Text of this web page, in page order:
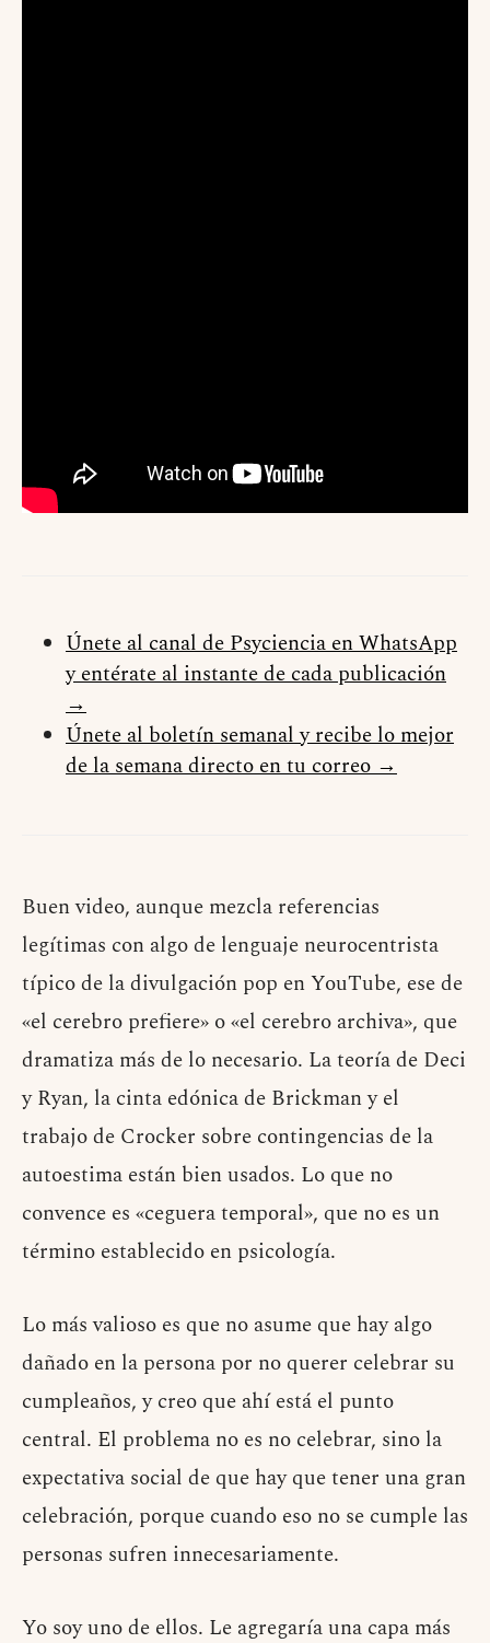
Únete al canal de Psyciencia en WhatsApp
y entérate al instante de cada publicación
→
Únete al boletín semanal y recibe lo mejor
de la semana directo en tu correo →
Buen video, aunque mezcla referencias
legítimas con algo de lenguaje neurocentrista
típico de la divulgación pop en YouTube, ese de
«el cerebro prefiere» o «el cerebro archiva», que
dramatiza más de lo necesario. La teoría de Deci
y Ryan, la cinta edónica de Brickman y el
trabajo de Crocker sobre contingencias de la
autoestima están bien usados. Lo que no
convence es «ceguera temporal», que no es un
término establecido en psicología.
Lo más valioso es que no asume que hay algo
dañado en la persona por no querer celebrar su
cumpleaños, y creo que ahí está el punto
central. El problema no es no celebrar, sino la
expectativa social de que hay que tener una gran
celebración, porque cuando eso no se cumple las
personas sufren innecesariamente.
Yo soy uno de ellos. Le agregaría una capa más